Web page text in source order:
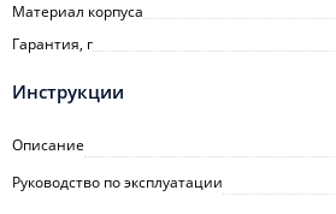
Материал корпуса
Гарантия, г
Инструкции
Описание
Руководство по эксплуатации